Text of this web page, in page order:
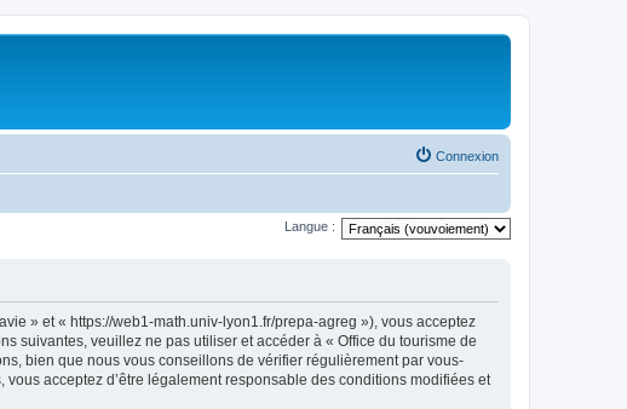
Connexion
Langue :
» et « https://web1-math.univ-lyon1.fr/prepa-agreg »), vous acceptez
suivantes, veuillez ne pas utiliser et accéder à « Office du tourisme de
bien que nous vous conseillons de vérifier régulièrement par vous-
acceptez d’être légalement responsable des conditions modifiées et